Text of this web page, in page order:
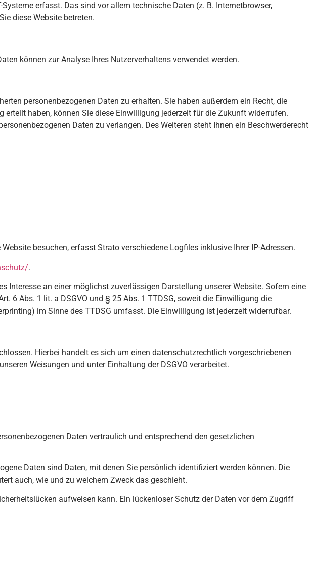
erfasst. Das sind vor allem technische Daten (z. B. Internetbrowser,
diese Website betreten.
können zur Analyse Ihres Nutzerverhaltens verwendet werden.
personenbezogenen Daten zu erhalten. Sie haben außerdem ein Recht, die
haben, können Sie diese Einwilligung jederzeit für die Zukunft widerrufen.
Daten zu verlangen. Des Weiteren steht Ihnen ein Beschwerderecht
besuchen, erfasst Strato verschiedene Logfiles inklusive Ihrer IP-Adressen.
.
Interesse an einer möglichst zuverlässigen Darstellung unserer Website. Sofern eine
6 Abs. 1 lit. a DSGVO und § 25 Abs. 1 TTDSG, soweit die Einwilligung die
im Sinne des TTDSG umfasst. Die Einwilligung ist jederzeit widerrufbar.
Hierbei handelt es sich um einen datenschutzrechtlich vorgeschriebenen
Weisungen und unter Einhaltung der DSGVO verarbeitet.
Daten vertraulich und entsprechend den gesetzlichen
Daten sind Daten, mit denen Sie persönlich identifiziert werden können. Die
auch, wie und zu welchem Zweck das geschieht.
aufweisen kann. Ein lückenloser Schutz der Daten vor dem Zugriff